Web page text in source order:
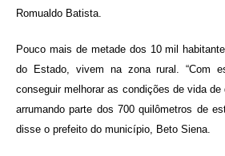
Romualdo Batista.
Pouco mais de metade dos 10 mil
do Estado, vivem na zona rural. “Com
conseguir melhorar as condições de vida de
arrumando parte dos 700 quilômetros de
disse o prefeito do município, Beto Siena.